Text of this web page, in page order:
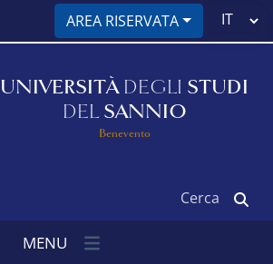
AREA RISERVATA
Select
UNIVERSITÀ DEGLI STUDI
DEL SANNIO
Benevento
MENU